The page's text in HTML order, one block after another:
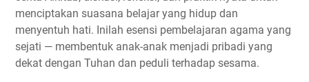
menciptakan suasana belajar yang hidup dan
menyentuh hati. Inilah esensi pembelajaran agama yang
sejati — membentuk anak-anak menjadi pribadi yang
dekat dengan Tuhan dan peduli terhadap sesama.